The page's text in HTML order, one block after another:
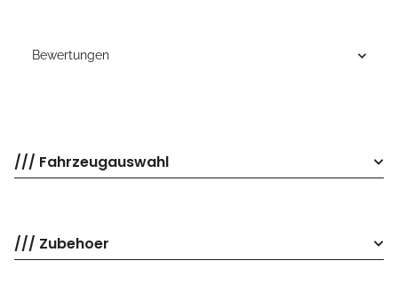
Bewertungen
/// Fahrzeugauswahl
/// Zubehoer